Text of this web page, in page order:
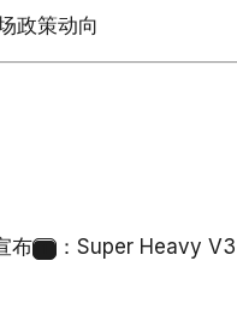
政策动向
布
：Super Heavy